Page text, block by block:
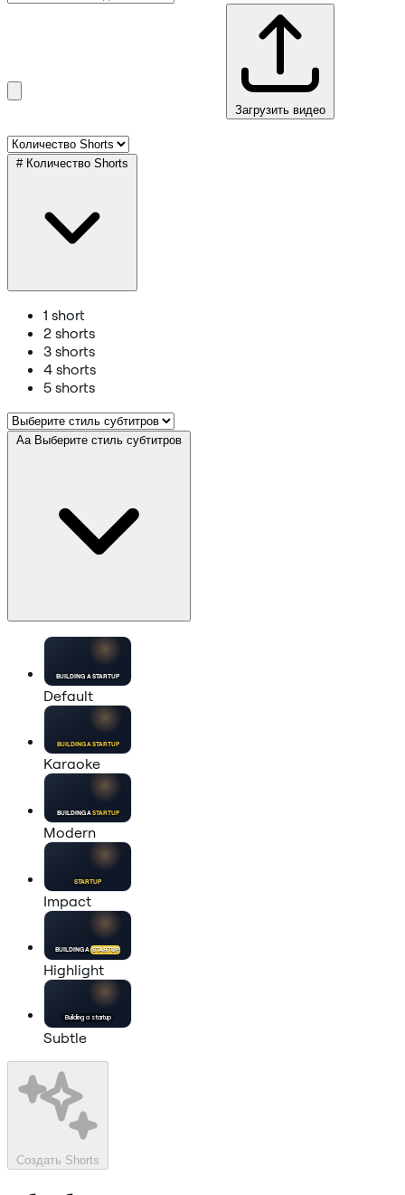
Загрузить видео
# Количество Shorts
1 short
2 shorts
3 shorts
4 shorts
5 shorts
Aa Выберите стиль субтитров
BUILDING ASTARTUP
Default
BUILDING ASTARTUP
Karaoke
BUILDING ASTARTUP
Modern
STARTUP
Impact
BUILDING A STARTUP
Highlight
Building a startup
Subtle
Создать Shorts